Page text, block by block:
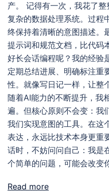
产。 记得有一次，我花了
复杂的数据处理系统。过程
终保持着清晰的意图描述。
提示词和规范文档，比代码
好长会话编程呢？我的经验
定期总结进展、明确标注重
性。就像写日记一样，让整
随着AI能力的不断提升，我
遍。但核心原则不会变：我
我们实现意图的工具。在这
表达，永远比技术本身更重
话时，不妨问问自己：我是
个简单的问题，可能会改变
Read more